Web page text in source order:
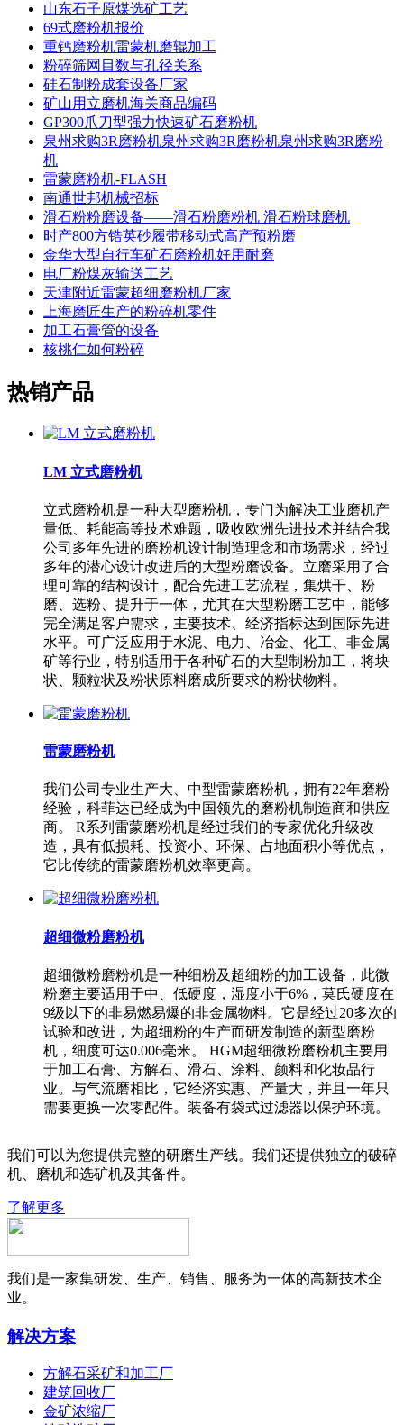
山东石子原煤选矿工艺
69式磨粉机报价
重钙磨粉机雷蒙机磨辊加工
粉碎筛网目数与孔径关系
硅石制粉成套设备厂家
矿山用立磨机海关商品编码
GP300爪刀型强力快速矿石磨粉机
泉州求购3R磨粉机泉州求购3R磨粉机泉州求购3R磨粉
机
雷蒙磨粉机-FLASH
南通世邦机械招标
滑石粉粉磨设备——滑石粉磨粉机 滑石粉球磨机
时产800方锆英砂履带移动式高产预粉磨
金华大型自行车矿石磨粉机好用耐磨
电厂粉煤灰输送工艺
天津附近雷蒙超细磨粉机厂家
上海磨匠生产的粉碎机零件
加工石膏管的设备
核桃仁如何粉碎
热销产品
LM 立式磨粉机
立式磨粉机是一种大型磨粉机，专门为解决工业磨机产
量低、耗能高等技术难题，吸收欧洲先进技术并结合我
公司多年先进的磨粉机设计制造理念和市场需求，经过
多年的潜心设计改进后的大型粉磨设备。立磨采用了合
理可靠的结构设计，配合先进工艺流程，集烘干、粉
磨、选粉、提升于一体，尤其在大型粉磨工艺中，能够
完全满足客户需求，主要技术、经济指标达到国际先进
水平。可广泛应用于水泥、电力、冶金、化工、非金属
矿等行业，特别适用于各种矿石的大型制粉加工，将块
状、颗粒状及粉状原料磨成所要求的粉状物料。
雷蒙磨粉机
我们公司专业生产大、中型雷蒙磨粉机，拥有22年磨粉
经验，科菲达已经成为中国领先的磨粉机制造商和供应
商。 R系列雷蒙磨粉机是经过我们的专家优化升级改
造，具有低损耗、投资小、环保、占地面积小等优点，
它比传统的雷蒙磨粉机效率更高。
超细微粉磨粉机
超细微粉磨粉机是一种细粉及超细粉的加工设备，此微
粉磨主要适用于中、低硬度，湿度小于6%，莫氏硬度在
9级以下的非易燃易爆的非金属物料。它是经过20多次的
试验和改进，为超细粉的生产而研发制造的新型磨粉
机，细度可达0.006毫米。 HGM超细微粉磨粉机主要用
于加工石膏、方解石、滑石、涂料、颜料和化妆品行
业。与气流磨相比，它经济实惠、产量大，并且一年只
需要更换一次零配件。装备有袋式过滤器以保护环境。
我们可以为您提供完整的研磨生产线。我们还提供独立的破碎
机、磨机和选矿机及其备件。
了解更多
我们是一家集研发、生产、销售、服务为一体的高新技术企
业。
解决方案
方解石采矿和加工厂
建筑回收厂
金矿浓缩厂